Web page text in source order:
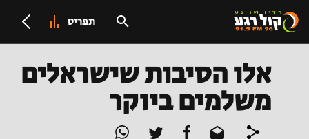
תפריט
אלו הסיבות שישראלים
משלמים ביוקר